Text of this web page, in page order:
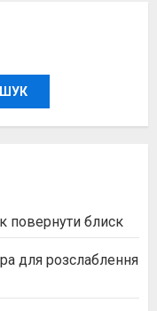
повернути блиск
для розслаблення